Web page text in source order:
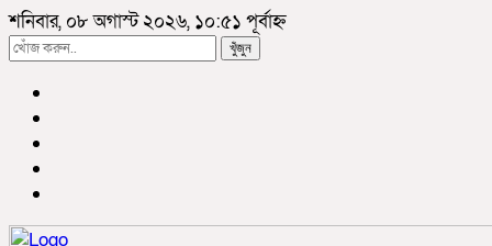
শনিবার, ০৮ অগাস্ট ২০২৬, ১০:৫১ পূর্বাহ্ন
খুঁজুন